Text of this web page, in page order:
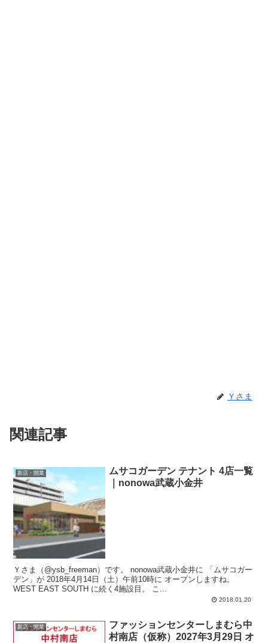
Ｙさま
関連記事
新店・開業
ムサコガーデン テナント 4店一覧
｜nonowa武蔵小金井
Ｙさま（@ysb_freeman）です。 nonowa武蔵小金井に 「ムサコガー
デン」が 2018年4月14日（土）午前10時に オープンしますね。
WEST EAST SOUTH に続く4施設目。 こ...
2018.01.20
新店・開業
ファッションセンターしまむら中
村南店（仮称）2027年3月29日 オ